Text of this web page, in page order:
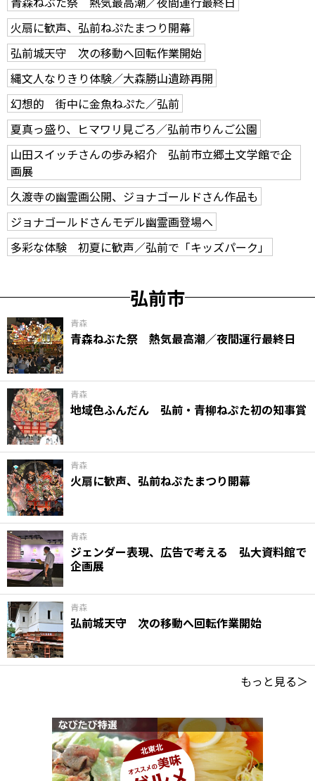
火扇に歓声、弘前ねぷたまつり開幕
弘前城天守 次の移動へ回転作業開始
縄文人なりきり体験／大森勝山遺跡再開
幻想的 街中に金魚ねぷた／弘前
夏真っ盛り、ヒマワリ見ごろ／弘前市りんご公園
山田スイッチさんの歩み紹介 弘前市立郷土文学館で企
画展
久渡寺の幽霊画公開、ジョナゴールドさん作品も
ジョナゴールドさんモデル幽霊画登場へ
多彩な体験 初夏に歓声／弘前で「キッズパーク」
弘前市
青森
青森ねぶた祭 熱気最高潮／夜間運行最終日
青森
地域色ふんだん 弘前・青柳ねぷた初の知事賞
青森
火扇に歓声、弘前ねぷたまつり開幕
青森
ジェンダー表現、広告で考える 弘大資料館で
企画展
青森
弘前城天守 次の移動へ回転作業開始
もっと見る＞